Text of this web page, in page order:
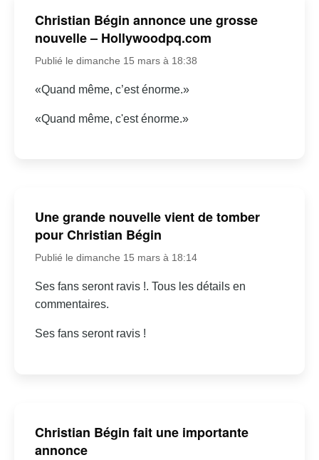
Christian Bégin annonce une grosse
nouvelle – Hollywoodpq.com
Publié le dimanche 15 mars à 18:38
«Quand même, c’est énorme.»
«Quand même, c'est énorme.»
Une grande nouvelle vient de tomber
pour Christian Bégin
Publié le dimanche 15 mars à 18:14
Ses fans seront ravis !. Tous les détails en
commentaires.
Ses fans seront ravis !
Christian Bégin fait une importante
annonce